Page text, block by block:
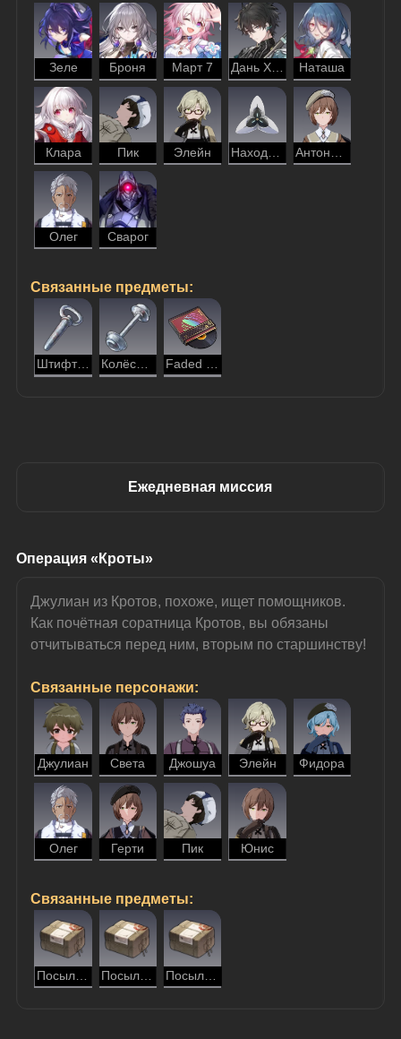
Зеле Броня Март 7 Дань Хэн Наташа
Клара Пик Элейн
Олег Сварог
Связанные предметы:
Штифт вагонетки Колёсная пара вагонетки Faded Sun
Ежедневная миссия
Операция «Кроты»
Джулиан из Кротов, похоже, ищет помощников.
Как почётная соратница Кротов, вы обязаны
отчитываться перед ним, вторым по старшинству!
Связанные персонажи:
Джулиан Света Джошуа Элейн Фидора
Олег Герти Пик Юнис
Связанные предметы:
Посылка для Пика Посылка для Юнис